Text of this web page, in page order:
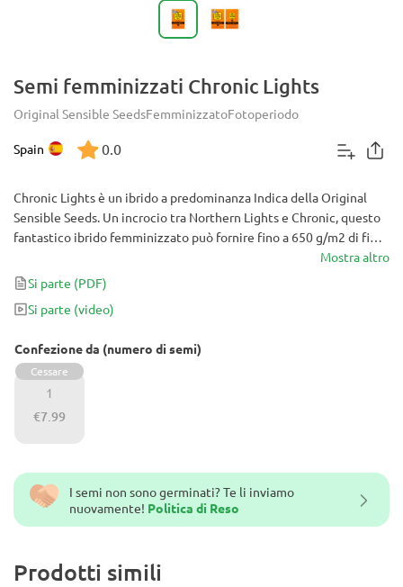
Semi femminizzati Chronic Lights
Original Sensible SeedsFemminizzatoFotoperiodo
Spain 0.0
I semi non sono germinati? Te li inviamo
nuovamente! Politica di Reso
Prodotti simili
Chronic Lights è un ibrido a predominanza Indica della Original
Sensible Seeds. Un incrocio tra Northern Lights e Chronic, questo
fantastico ibrido femminizzato può fornire fino a 650 g/m2 di fiori
Mostra altro
Si parte (PDF)
Si parte (video)
Confezione da (numero di semi)
1
Cessare
€7.99